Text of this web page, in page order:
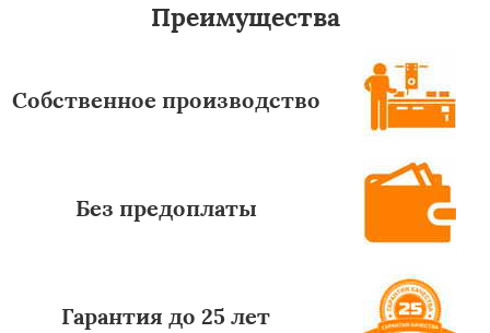
Преимущества
Собственное производство
Без предоплаты
Гарантия до 25 лет